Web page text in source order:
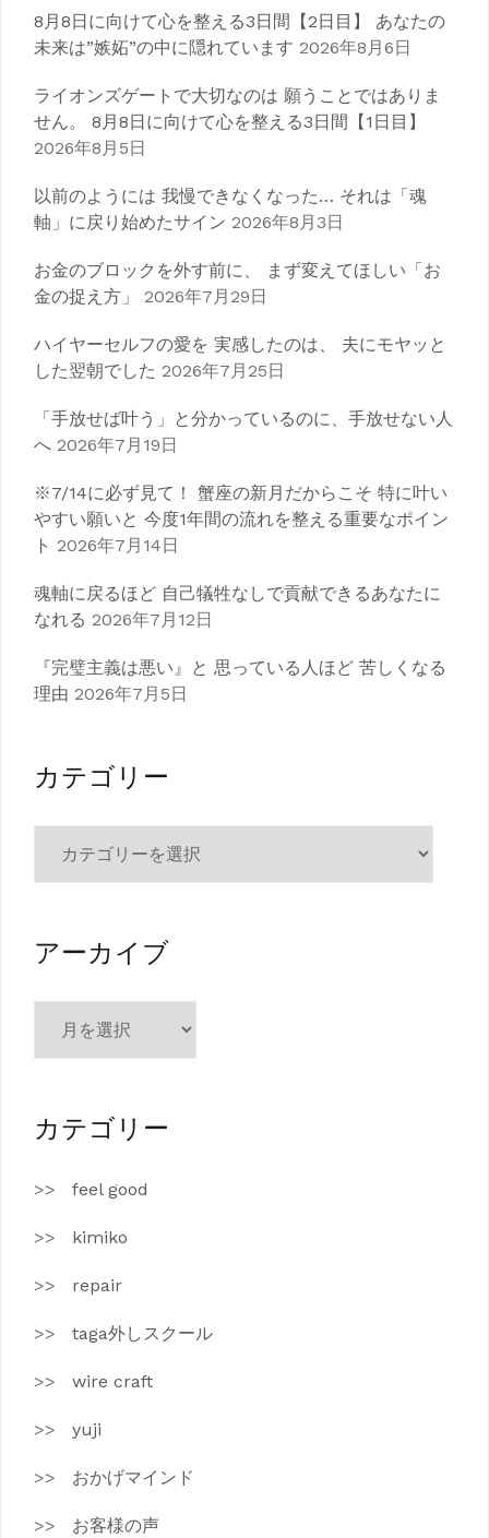
ョ
ン
8月8日に向けて心を整える3日間【2日目】 あなたの
未来は”嫉妬”の中に隠れています 2026年8月6日
ライオンズゲートで大切なのは 願うことではありま
せん。 8月8日に向けて心を整える3日間【1日目】
2026年8月5日
以前のようには 我慢できなくなった… それは「魂
軸」に戻り始めたサイン 2026年8月3日
お金のブロックを外す前に、 まず変えてほしい「お
金の捉え方」
2026年7月29日
ハイヤーセルフの愛を 実感したのは、 夫にモヤッと
した翌朝でした 2026年7月25日
「手放せば叶う」と分かっているのに、手放せない人
へ 2026年7月19日
※7/14に必ず見て！ 蟹座の新月だからこそ 特に叶い
やすい願いと 今度1年間の流れを整える重要なポイン
ト 2026年7月14日
魂軸に戻るほど 自己犠牲なしで貢献できるあなたに
なれる 2026年7月12日
『完璧主義は悪い』と 思っている人ほど 苦しくなる
理由 2026年7月5日
カテゴリー
ゴ
ー
アーカイブ
カ
ブ
カテゴリー
feel good
kimiko
repair
taga外しスクール
wire craft
yuji
おかげマインド
お客様の声